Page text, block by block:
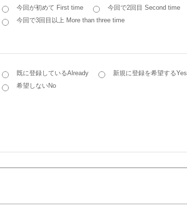
今回が初めて First time
今回で2回目 Second time
今回で3回目以上 More than three time
既に登録しているAlready
新規に登録を希望するYes
希望しないNo